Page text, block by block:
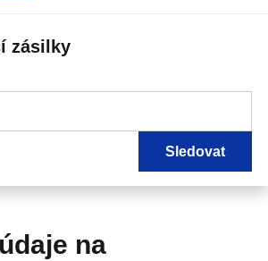
zásilky
Sledovat
na